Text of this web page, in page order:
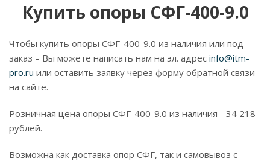
Купить опоры СФГ-400-9.0
Чтобы купить опоры СФГ-400-9.0 из наличия или под
заказ – Вы можете написать нам на эл. адрес info@itm-
pro.ru или оставить заявку через форму обратной связи
на сайте.
Розничная цена опоры СФГ-400-9.0 из наличия - 34 218
рублей.
Возможна как доставка опор СФГ, так и самовывоз с